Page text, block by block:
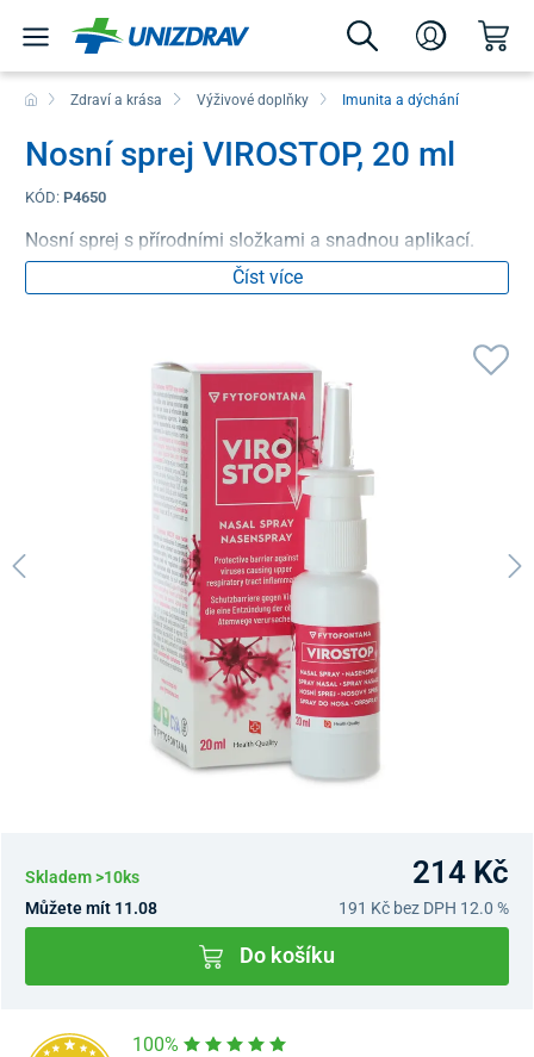
Zdraví a krása Výživové doplňky Imunita a dýchání
Nosní sprej VIROSTOP, 20 ml
KÓD: P4650
Nosní sprej s přírodními složkami a snadnou aplikací.
Číst více
Skladem >10ks 214 Kč
Můžete mít 11.08 191 Kč bez DPH 12.0 %
Do košíku
100%